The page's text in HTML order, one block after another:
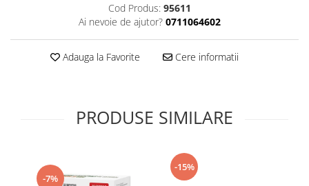
Supliment Vitamina C
Supliment Vitamina D3
Supliment Vitamina E
Tuse gat si respiratie
Cod Produs: 95611
Ai nevoie de ajutor? 0711064602
Adauga la Favorite Cere informatii
PRODUSE SIMILARE
-7%
-15%